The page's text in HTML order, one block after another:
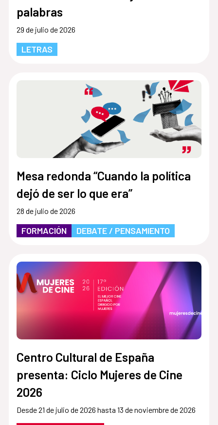
palabras
29 de julio de 2026
LETRAS
Mesa redonda “Cuando la política
dejó de ser lo que era”
28 de julio de 2026
FORMACIÓN DEBATE / PENSAMIENTO
Centro Cultural de España
presenta: Ciclo Mujeres de Cine
2026
Desde 21 de julio de 2026 hasta 13 de noviembre de 2026